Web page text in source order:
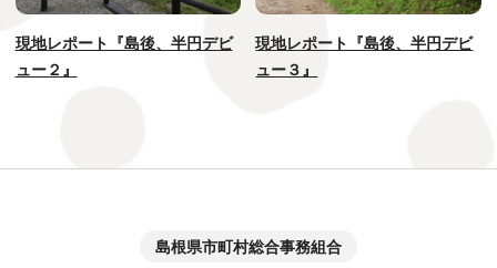
現地レポート『島後、半円デビ
ュー２』
現地レポート『島後、半円デビ
ュー３』
島根県市町村総合事務組合